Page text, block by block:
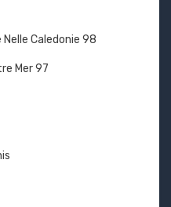
Caledonie 98
Mer 97